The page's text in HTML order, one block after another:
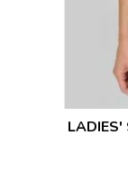
LADIES'